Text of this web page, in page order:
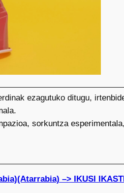
ezagutuko ditugu,
sorkuntza
–> IKUSI